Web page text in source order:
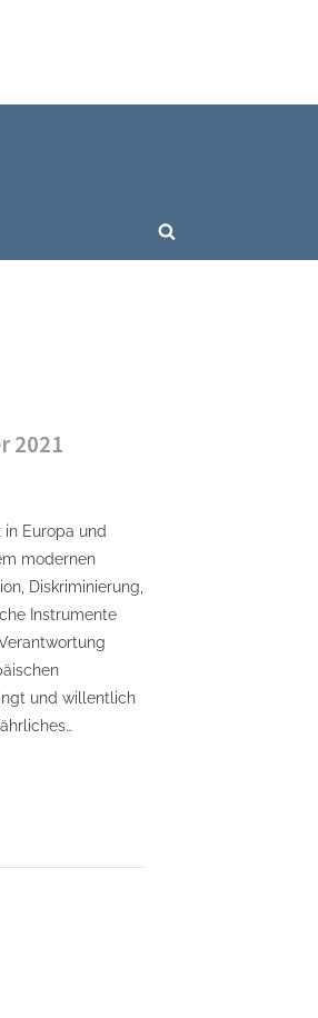
Toggle
2021
Europa und
modernen
Diskriminierung,
Instrumente
und willentlich